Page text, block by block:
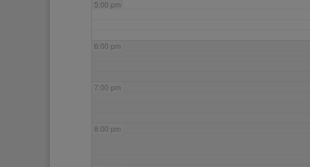
5:00 pm
6:00 pm
7:00 pm
8:00 pm